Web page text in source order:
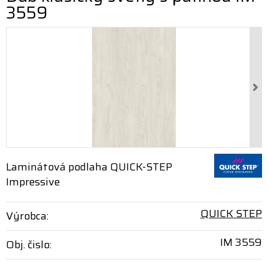
3559
Laminátová podlaha QUICK-STEP
Impressive
Výrobca:
QUICK STEP
Obj. čislo:
IM 3559